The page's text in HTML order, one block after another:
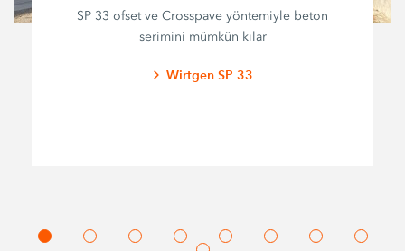
SP 33 ofset ve Crosspave yöntemiyle beton
serimini mümkün kılar
Wirtgen SP 33